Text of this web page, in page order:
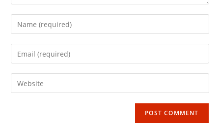
Enter
your
name
comment
Enter
your
email
address
Enter
your